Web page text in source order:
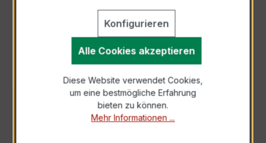
Als PDF exportieren
Der EASKD 31.5 3x500/5A 10VA Kl.0,2 ist ein
Konfigurieren
Alle Cookies akzeptieren
Diese Website verwendet Cookies,
um eine bestmögliche Erfahrung
bieten zu können.
Mehr Informationen ...